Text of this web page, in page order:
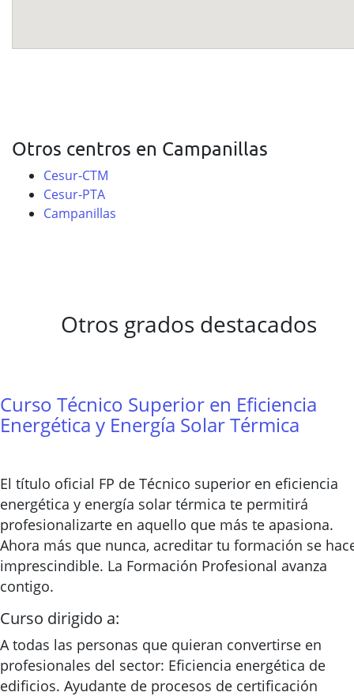
Otros centros en Campanillas
Cesur-CTM
Cesur-PTA
Campanillas
Otros grados destacados
Curso Técnico Superior en Eficiencia
Energética y Energía Solar Térmica
El título oficial FP de Técnico superior en eficiencia
energética y energía solar térmica te permitirá
profesionalizarte en aquello que más te apasiona.
Ahora más que nunca, acreditar tu formación se
imprescindible. La Formación Profesional avanza
contigo.
Curso dirigido a:
A todas las personas que quieran convertirse en
profesionales del sector: Eficiencia energética de
edificios. Ayudante de procesos de certificación